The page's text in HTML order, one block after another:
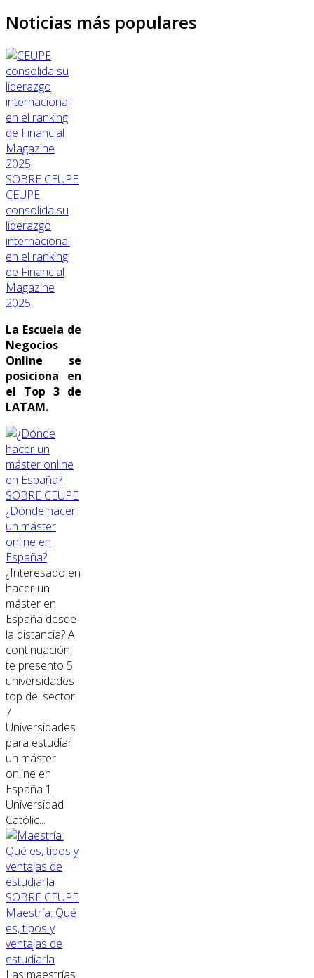
Noticias más populares
SOBRE CEUPE
CEUPE
consolida su
liderazgo
internacional
en el ranking
de Financial
Magazine
2025
La Escuela de
Negocios
Online se
posiciona en
el Top 3 de
LATAM.
SOBRE CEUPE
¿Dónde hacer
un máster
online en
España?
¿Interesado en
hacer un
máster en
España desde
la distancia? A
continuación,
te presento 5
universidades
top del sector.
7
Universidades
para estudiar
un máster
online en
España 1.
Universidad
Católic...
SOBRE CEUPE
Maestría: Qué
es, tipos y
ventajas de
estudiarla
Las maestrías